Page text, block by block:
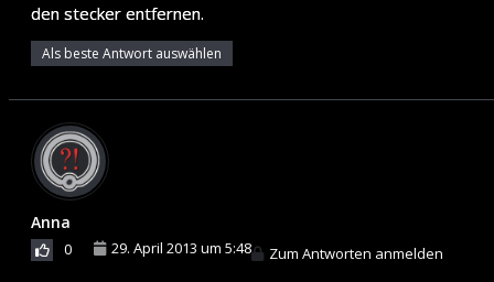
den stecker entfernen.
Als beste Antwort auswählen
Anna
0 29. April 2013 um 5:48 Zum Antworten anmelden